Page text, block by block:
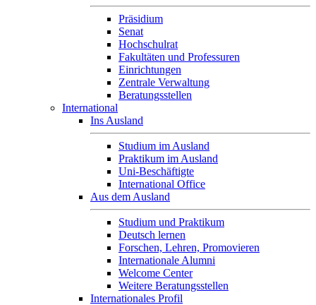
Präsidium
Senat
Hochschulrat
Fakultäten und Professuren
Einrichtungen
Zentrale Verwaltung
Beratungsstellen
International
Ins Ausland
Studium im Ausland
Praktikum im Ausland
Uni-Beschäftigte
International Office
Aus dem Ausland
Studium und Praktikum
Deutsch lernen
Forschen, Lehren, Promovieren
Internationale Alumni
Welcome Center
Weitere Beratungsstellen
Internationales Profil